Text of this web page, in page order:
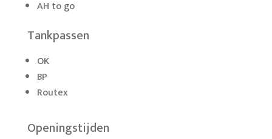
AH to go
Tankpassen
OK
BP
Routex
Openingstijden